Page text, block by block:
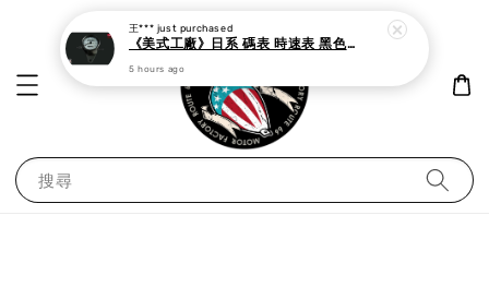
搜尋
王*** just purchased
《美式工廠》日系 碼表 時速表 黑色白面
5 hours ago